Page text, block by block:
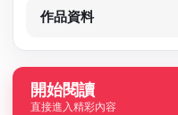
作品資料
開始閱讀
直接進入精彩內容